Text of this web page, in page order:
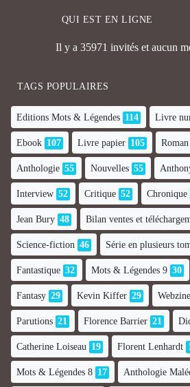
QUI EST EN LIGNE
Il y a 35971 invités et aucun
TAGS POPULAIRES
Editions Mots & Légendes 114 Livre
Ebook 107 Livre papier 105 Roman
Anthologie 55 Nouvelles 55
Interview 52 Critique 52 Chronique
Jean Bury 48 Bilan ventes et
Science-fiction 46 Série en plusieurs
Fantastique 32 Mots & Légendes 9 30
Fantasy 29 Kevin Kiffer 29 Webzine
Parutions 21 Florence Barrier 21
Catherine Loiseau 19 Florent Lenhardt
Mots & Légendes 8 17 Anthologie